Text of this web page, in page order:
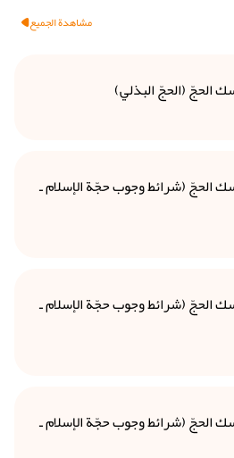
مشاهدة الجميع
الحجّ (الحجّ البذلي)
الحجّ (شرائط وجوب حجّة الإسلام ـ
الحجّ (شرائط وجوب حجّة الإسلام ـ
الحجّ (شرائط وجوب حجّة الإسلام ـ